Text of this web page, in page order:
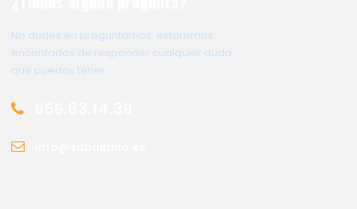
No dudes en preguntarnos, estaremos
encantados de responder cualquier duda
que puedas tener